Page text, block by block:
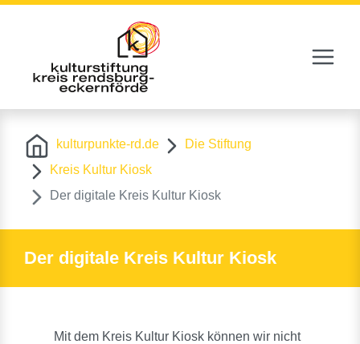
kulturpunkte-rd.de
Die Stiftung
Kreis Kultur Kiosk
Der digitale Kreis Kultur Kiosk
Der digitale Kreis Kultur Kiosk
Mit dem Kreis Kultur Kiosk können wir nicht